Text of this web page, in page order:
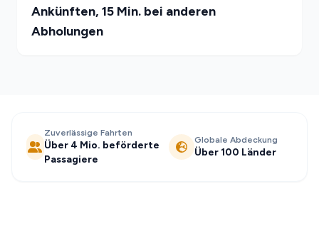
Ankünften, 15 Min. bei anderen
Abholungen
Zuverlässige Fahrten
Über 4 Mio. beförderte
Passagiere
Globale Abdeckung
Über 100 Länder